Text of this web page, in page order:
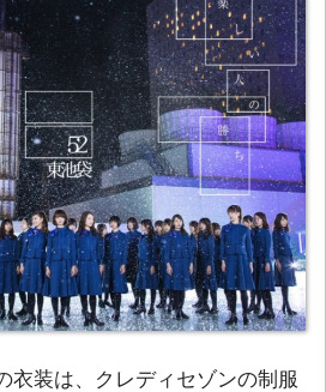
衣装は、クレディセゾンの制服